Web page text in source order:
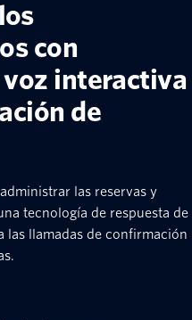
con
voz interactiva
de
las reservas y
tecnología de respuesta de
las llamadas de confirmación